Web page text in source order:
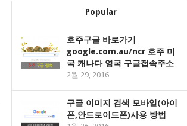
Popular
호주구글 바로가기
google.com.au/ncr 호주 미
국 캐나다 영국 구글접속주소
2월 29, 2016
구글 이미지 검색 모바일(아이
폰,안드로이드폰)사용 방법